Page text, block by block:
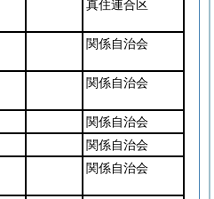
真住連合区
関係自治会
関係自治会
関係自治会
関係自治会
関係自治会